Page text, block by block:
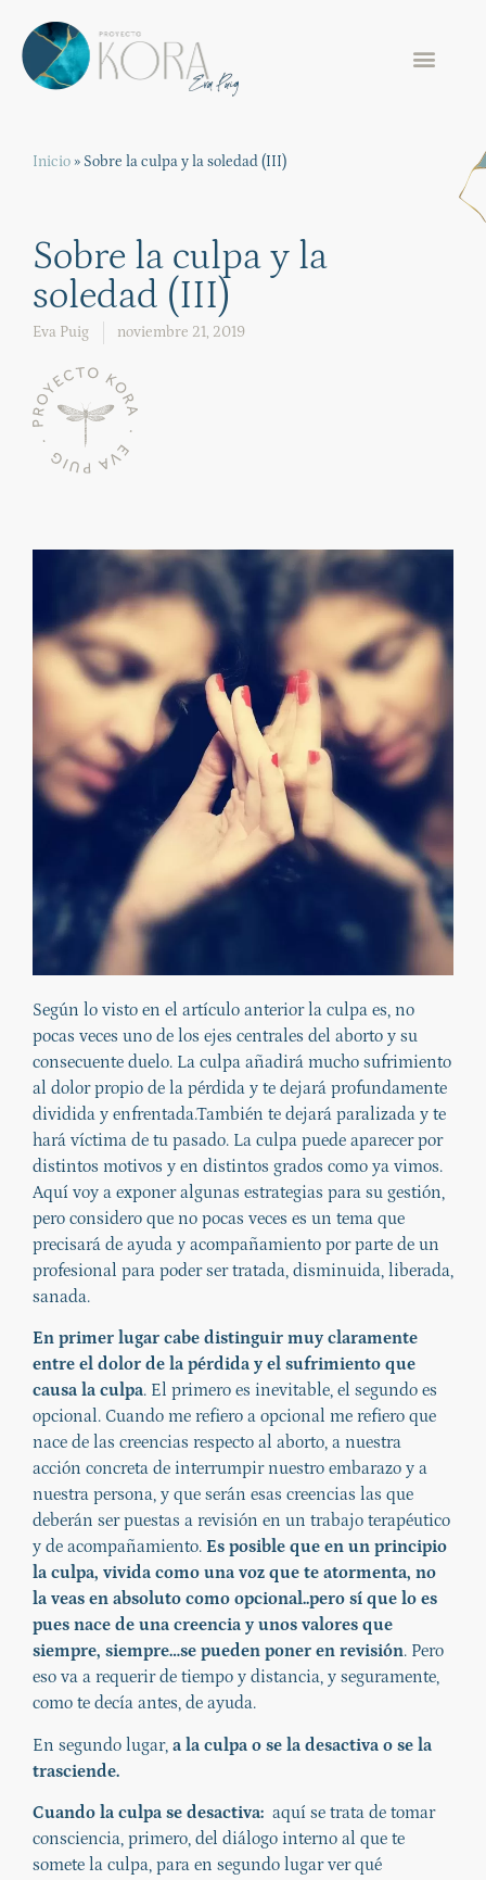
Inicio» Sobre la culpa y la soledad (III)
Sobre la culpa y la
soledad (III)
Eva Puig noviembre 21, 2019
Según lo visto en el artículo anterior la culpa es, no
pocas veces uno de los ejes centrales del aborto y su
consecuente duelo. La culpa añadirá mucho sufrimiento
al dolor propio de la pérdida y te dejará profundamente
dividida y enfrentada.También te dejará paralizada y te
hará víctima de tu pasado. La culpa puede aparecer por
distintos motivos y en distintos grados como ya vimos.
Aquí voy a exponer algunas estrategias para su gestión,
pero considero que no pocas veces es un tema que
precisará de ayuda y acompañamiento por parte de un
profesional para poder ser tratada, disminuida, liberada,
sanada.
En primer lugar cabe distinguir muy claramente
entre el dolor de la pérdida y el sufrimiento que
causa la culpa. El primero es inevitable, el segundo es
opcional. Cuando me refiero a opcional me refiero que
nace de las creencias respecto al aborto, a nuestra
acción concreta de interrumpir nuestro embarazo y a
nuestra persona, y que serán esas creencias las que
deberán ser puestas a revisión en un trabajo terapéutico
y de acompañamiento. Es posible que en un principio
la culpa, vivida como una voz que te atormenta, no
la veas en absoluto como opcional..pero sí que lo es
pues nace de una creencia y unos valores que
siempre, siempre…se pueden poner en revisión. Pero
eso va a requerir de tiempo y distancia, y seguramente,
como te decía antes, de ayuda.
En segundo lugar, a la culpa o se la desactiva o se la
trasciende.
Cuando la culpa se desactiva: aquí se trata de tomar
consciencia, primero, del diálogo interno al que te
somete la culpa, para en segundo lugar ver qué